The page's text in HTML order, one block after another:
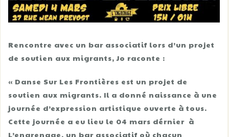
Rencontre avec un bar associatif lors d’un projet
de soutien aux migrants, Jo raconte :
« Danse Sur Les Frontières est un projet de
soutien aux migrants. Il a donné naissance à une
journée d’expression artistique ouverte à tous.
Cette journée a eu lieu le 04 mars dérnier à
L’engrenage, un bar associatif où chacun